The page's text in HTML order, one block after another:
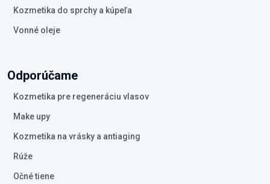
Kozmetika do sprchy a kúpeľa
Vonné oleje
Odporúčame
Kozmetika pre regeneráciu vlasov
Make upy
Kozmetika na vrásky a antiaging
Rúže
Očné tiene